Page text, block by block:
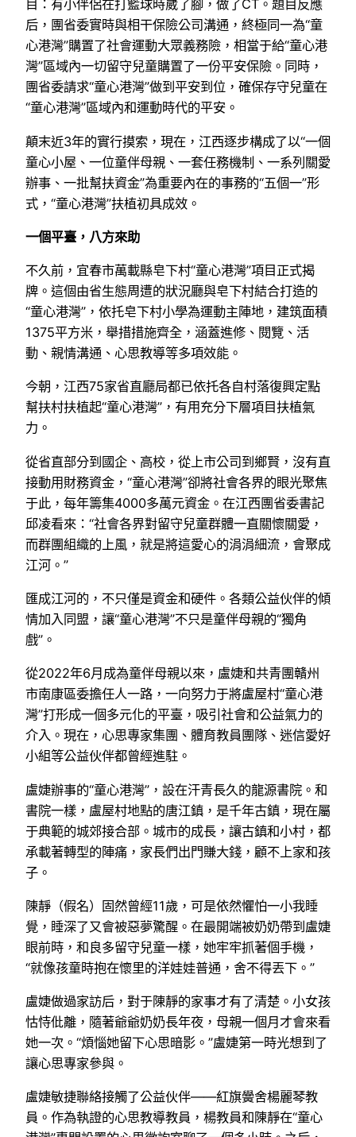
目：有小伴侶在打籃球時崴了腳，做了CT。題目反應
后，團省委實時與相干保險公司溝通，終極同一為“童
心港灣”購置了社會運動大眾義務險，相當于給“童心港
灣”區域內一切留守兒童購置了一份平安保險。同時，
團省委請求“童心港灣”做到平安到位，確保存守兒童在
“童心港灣”區域內和運動時代的平安。
顛末近3年的實行摸索，現在，江西逐步構成了以“一個
童心小屋、一位童伴母親、一套任務機制、一系列關愛
辦事、一批幫扶資金”為重要內在的事務的“五個一”形
式，“童心港灣”扶植初具成效。
一個平臺，八方來助
不久前，宜春市萬載縣皂下村“童心港灣”項目正式揭
牌。這個由省生態周遭的狀況廳與皂下村結合打造的
“童心港灣”，依托皂下村小學為運動主陣地，建筑面積
1375平方米，舉措措施齊全，涵蓋進修、閱覽、活
動、親情溝通、心思教導等多項效能。
今朝，江西75家省直廳局都已依托各自村落復興定點
幫扶村扶植起“童心港灣”，有用充分下層項目扶植氣
力。
從省直部分到國企、高校，從上市公司到鄉賢，沒有直
接動用財務資金，“童心港灣”卻將社會各界的眼光聚焦
于此，每年籌集4000多萬元資金。在江西團省委書記
邱凌看來：“社會各界對留守兒童群體一直關懷關愛，
而群團組織的上風，就是將這愛心的涓涓細流，會聚成
江河。”
匯成江河的，不只僅是資金和硬件。各類公益伙伴的傾
情加入同盟，讓“童心港灣”不只是童伴母親的“獨角
戲”。
從2022年6月成為童伴母親以來，盧婕和共青團贛州
市南康區委擔任人一路，一向努力于將盧屋村“童心港
灣”打形成一個多元化的平臺，吸引社會和公益氣力的
介入。現在，心思專家集團、體育教員團隊、迷信愛好
小組等公益伙伴都曾經進駐。
盧婕辦事的“童心港灣”，設在汗青長久的龍源書院。和
書院一樣，盧屋村地點的唐江鎮，是千年古鎮，現在屬
于典範的城郊接合部。城市的成長，讓古鎮和小村，都
承載著轉型的陣痛，家長們出門賺大錢，顧不上家和孩
子。
陳靜（假名）固然曾經11歲，可是依然懼怕一小我睡
覺，睡深了又會被惡夢驚醒。在最開端被奶奶帶到盧婕
眼前時，和良多留守兒童一樣，她牢牢抓著個手機，
“就像孩童時抱在懷里的洋娃娃普通，舍不得丟下。”
盧婕做過家訪后，對于陳靜的家事才有了清楚。小女孩
怙恃仳離，隨著爺爺奶奶長年夜，母親一個月才會來看
她一次。“煩惱她留下心思暗影。”盧婕第一時光想到了
讓心思專家參與。
盧婕敏捷聯絡接觸了公益伙伴——紅旗黌舍楊麗琴教
員。作為執證的心思教導教員，楊教員和陳靜在“童心